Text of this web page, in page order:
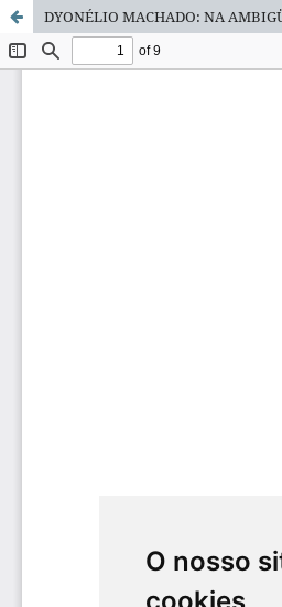
O nosso
DYONÉLIO MACHADO: NA